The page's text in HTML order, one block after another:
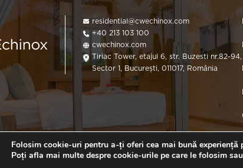
residential@cwechinox.com
+40 213 103 100
cwechinox.com
Tiriac Tower, etajul 6, str. Buzesti nr.82-94,
Sector 1, București, 011017, România
Folosim cookie-uri pentru a-ți oferi cea mai bună experiență
Poți afla mai multe despre cookie-urile pe care le folosim